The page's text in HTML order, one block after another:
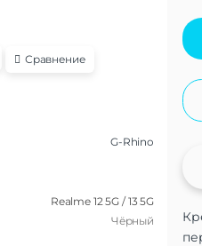
Сравнение
G-Rhino
Realme 12 5G / 13 5G
Чёрный